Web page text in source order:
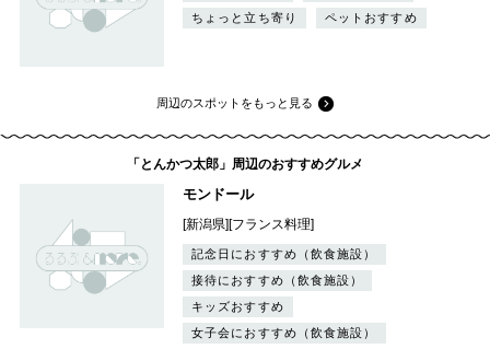
ちょっと立ち寄り
ペットおすすめ
周辺のスポットをもっと見る
「とんかつ太郎」周辺のおすすめグルメ
モンドール
[新潟県][フランス料理]
記念日におすすめ（飲食施設）
接待におすすめ（飲食施設）
キッズおすすめ
女子会におすすめ（飲食施設）